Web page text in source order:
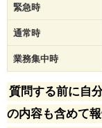
緊急時
通常時
業務集中時
質問する前に自
の内容も含めて